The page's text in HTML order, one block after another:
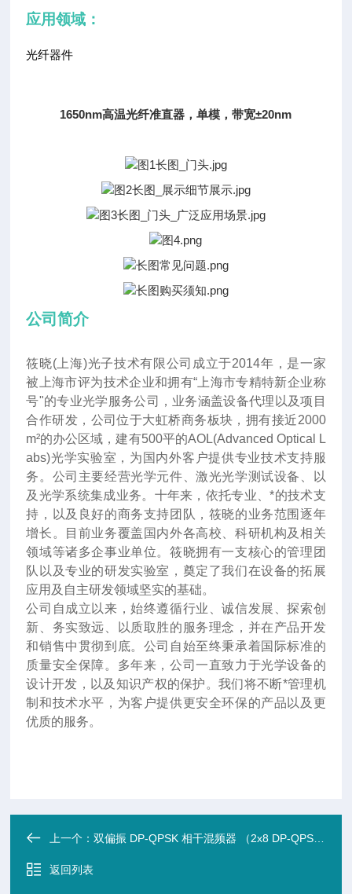
应用领域：
光纤器件
1650nm高温光纤准直器，单模，带宽±20nm
公司简介
筱晓(上海)光子技术有限公司成立于2014年 ， 是一家
被上海市评为技术企业和拥有“上海市专精特新企业称
号"的专业光学服务公司，业务涵盖设备代理以及项目
合作研发，公司位于大虹桥商务板块，拥有接近2000
m²的办公区域，建有500平的AOL(Advanced Optical L
abs)光学实验室，为国内外客户提供专业技术支持服
务。公司主要经营光学元件、激光光学测试设备、以
及光学系统集成业务。十年来 ， 依托专业、*的技术支
持，以及良好的商务支持团队，筱晓的业务范围逐年
增长。目前业务覆盖国内外各高校、科研机构及相关
领域等诸多企事业单位。筱晓拥有一支核心的管理团
队以及专业的研发实验室，奠定了我们在设备的拓展
应用及自主研发领域坚实的基础。
公司自成立以来，始终遵循行业、诚信发展、探索创
新、务实致远、以质取胜的服务理念，并在产品开发
和销售中贯彻到底。公司自始至终秉承着国际标准的
质量安全保障。多年来，公司一直致力于光学设备的
设计开发，以及知识产权的保护。我们将不断*管理机
制和技术水平，为客户提供更安全环保的产品以及更
优质的服务。
上一个：双偏振 DP-QPSK 相干混频器 （2x8 DP-QPSK ）（信号解调）
返回列表